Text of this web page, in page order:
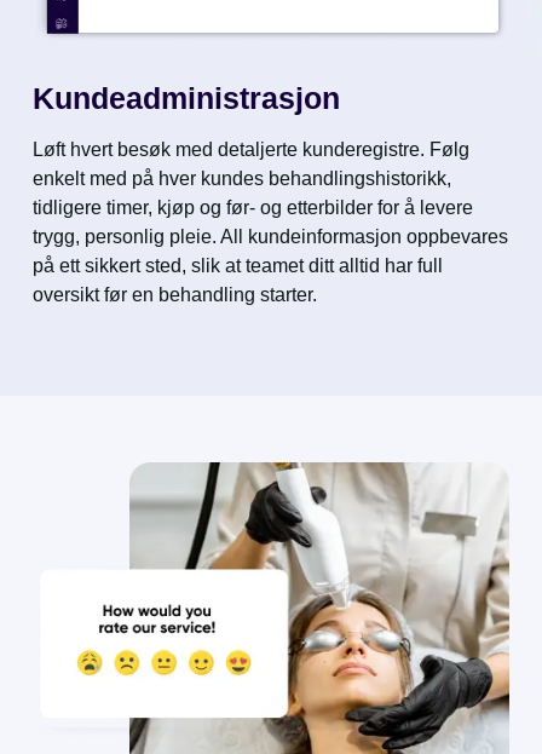
Kundeadministrasjon
Løft hvert besøk med detaljerte kunderegistre. Følg
enkelt med på hver kundes behandlingshistorikk,
tidligere timer, kjøp og før- og etterbilder for å levere
trygg, personlig pleie. All kundeinformasjon oppbevares
på ett sikkert sted, slik at teamet ditt alltid har full
oversikt før en behandling starter.